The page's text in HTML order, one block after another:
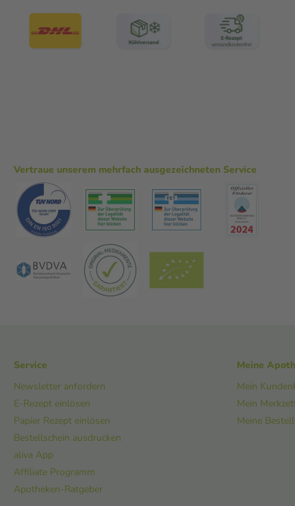
Vertraue unserem mehrfach ausgezeichneten Service
Service
Newsletter anfordern
E-Rezept einlösen
Papier Rezept einlösen
Bestellschein ausdrucken
aliva App
Affiliate Programm
Apotheken-Ratgeber
Meine
Mein
Mein
Meine